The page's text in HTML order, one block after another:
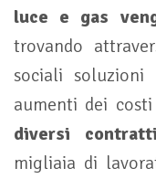
luce e gas
trovando
sociali
aumenti dei
diversi
migliaia di